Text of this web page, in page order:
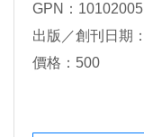
GPN：
出版／創刊日期
價格：500